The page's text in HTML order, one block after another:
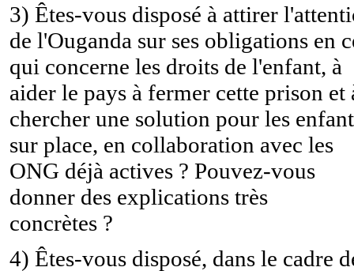
3) Êtes-vous disposé à attirer
de l'Ouganda sur ses obligations en
qui concerne les droits de l'enfant, à
aider le pays à fermer cette prison et
chercher une solution pour les
sur place, en collaboration avec les
ONG déjà actives ? Pouvez-vous
donner des explications très
concrètes ?
4) Êtes-vous disposé, dans le cadre